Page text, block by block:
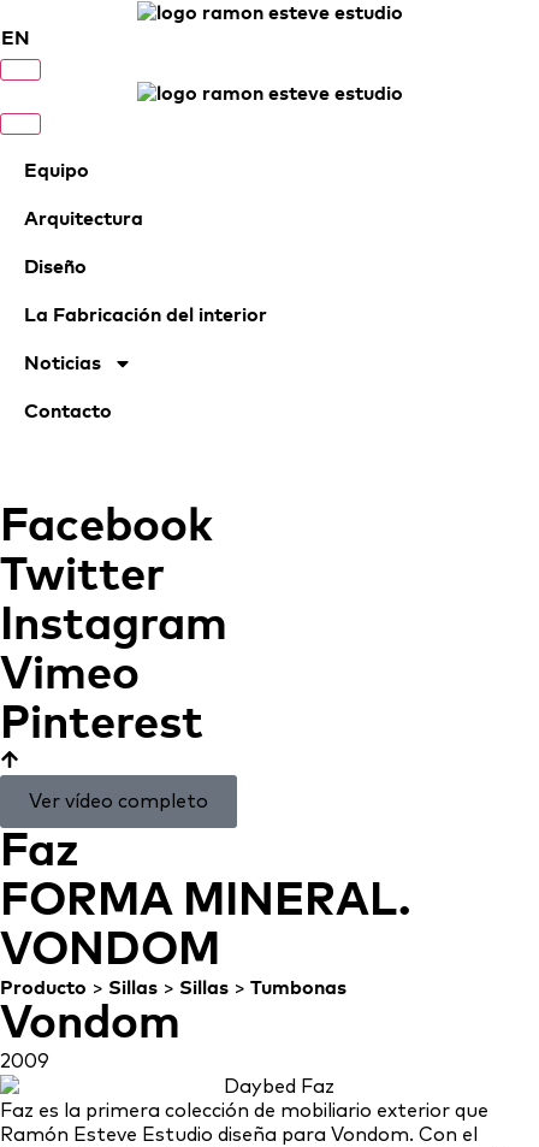
EN
Equipo
Arquitectura
Diseño
La Fabricación del interior
Noticias
Contacto
Facebook
Twitter
Instagram
Vimeo
Pinterest
Ver vídeo completo
Faz
FORMA MINERAL.
VONDOM
Producto > Sillas > Sillas > Tumbonas
Vondom
2009
Faz es la primera colección de mobiliario exterior que
Ramón Esteve Estudio diseña para Vondom. Con el